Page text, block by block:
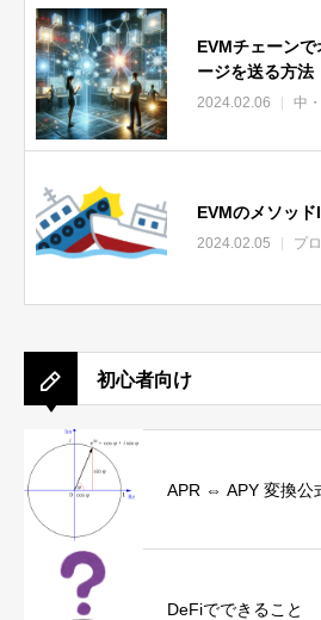
EVMチェーン
ージを送る方法
2024.02.06 中
EVMのメソッ
2024.02.05 プ
初心者向け
APR ⇔ APY 変換公
DeFiでできること